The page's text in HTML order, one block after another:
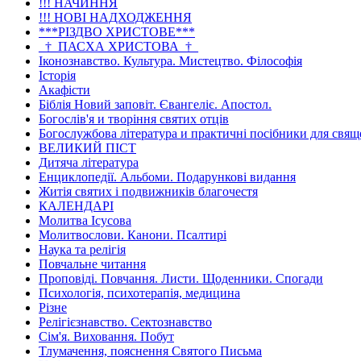
!!! НАЧИННЯ
!!! НОВІ НАДХОДЖЕННЯ
***РІЗДВО ХРИСТОВЕ***
_†_ПАСХА ХРИСТОВА_†_
Іконознавство. Культура. Мистецтво. Філософія
Історія
Акафісти
Біблія Новий заповіт. Євангеліє. Апостол.
Богослів'я и творіння святих отців
Богослужбова література и практичні посібники для
ВЕЛИКИЙ ПІСТ
Дитяча література
Енциклопедії. Альбоми. Подарункові видання
Житія святих і подвижників благочестя
КАЛЕНДАРІ
Молитва Ісусова
Молитвослови. Канони. Псалтирі
Наука та релігія
Повчальне читання
Проповіді. Повчання. Листи. Щоденники. Спогади
Психологія, психотерапія, медицина
Різне
Релігієзнавство. Сектознавство
Сім'я. Виховання. Побут
Тлумачення, пояснення Святого Письма